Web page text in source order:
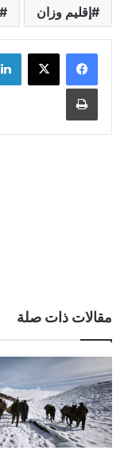
إقليم وزان
طباعة
مقالات ذات صلة